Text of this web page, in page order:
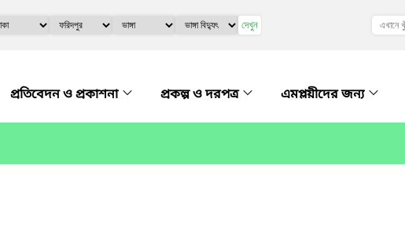
দেখুন
প্রতিবেদন ও প্রকাশনা প্রকল্প ও দরপত্র এমপ্লয়ীদের জন্য